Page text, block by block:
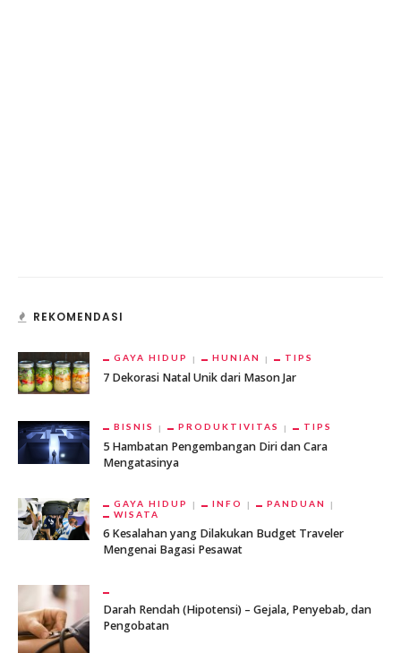
REKOMENDASI
GAYA HIDUP HUNIAN TIPS
7 Dekorasi Natal Unik dari Mason Jar
BISNIS PRODUKTIVITAS TIPS
5 Hambatan Pengembangan Diri dan Cara
Mengatasinya
GAYA HIDUP INFO
PANDUAN
WISATA
6 Kesalahan yang Dilakukan Budget Traveler
Mengenai Bagasi Pesawat
Darah Rendah (Hipotensi) – Gejala, Penyebab, dan
Pengobatan